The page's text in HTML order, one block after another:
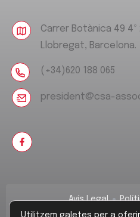
Carrer Botànica 49 4º
Llobregat, Barcelona.
(+34)620 188 065
president@csa-
Avís Legal
Utilitzem galetes per a